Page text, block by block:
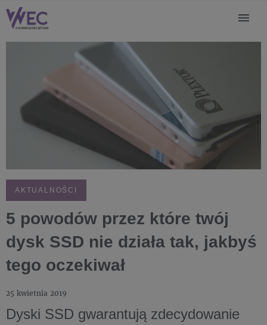
AKTUALNOŚCI
5 powodów przez które twój
dysk SSD nie działa tak, jakbyś
tego oczekiwał
25 kwietnia 2019
Dyski SSD gwarantują zdecydowanie